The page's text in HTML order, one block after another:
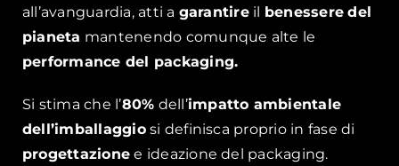
all’avanguardia, atti a garantireil benessere del
pianeta mantenendo comunque alte le
performance del packaging.
Si stima che l’80% dell’impatto ambientale
dell’imballaggiosi definisca proprio in fase di
progettazione e ideazione del packaging.